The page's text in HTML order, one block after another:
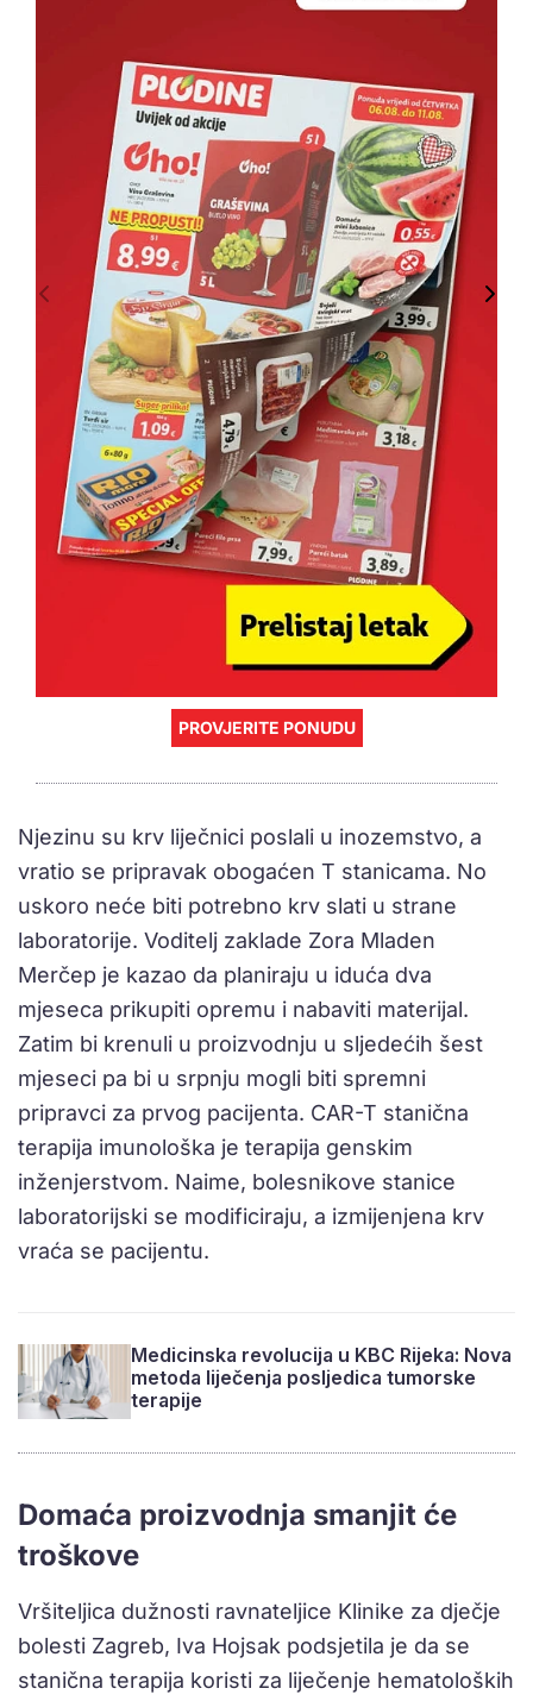
PROVJERITE PONUDU
Njezinu su krv liječnici poslali u inozemstvo, a
vratio se pripravak obogaćen T stanicama. No
uskoro neće biti potrebno krv slati u strane
laboratorije. Voditelj zaklade Zora Mladen
Merčep je kazao da planiraju u iduća dva
mjeseca prikupiti opremu i nabaviti materijal.
Zatim bi krenuli u proizvodnju u sljedećih šest
mjeseci pa bi u srpnju mogli biti spremni
pripravci za prvog pacijenta. CAR-T stanična
terapija imunološka je terapija genskim
inženjerstvom. Naime, bolesnikove stanice
laboratorijski se modificiraju, a izmijenjena krv
vraća se pacijentu.
Medicinska revolucija u KBC Rijeka: Nova
metoda liječenja posljedica tumorske
terapije
Domaća proizvodnja smanjit će
troškove
Vršiteljica dužnosti ravnateljice Klinike za dječje
bolesti Zagreb, Iva Hojsak podsjetila je da se
stanična terapija koristi za liječenje hematoloških